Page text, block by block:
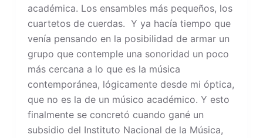
académica. Los ensambles más pequeños, los
cuartetos de cuerdas. Y ya hacía tiempo que
venía pensando en la posibilidad de armar un
grupo que contemple una sonoridad un poco
más cercana a lo que es la música
contemporánea, lógicamente desde mi óptica,
que no es la de un músico académico. Y esto
finalmente se concretó cuando gané un
subsidio del Instituto Nacional de la Música,